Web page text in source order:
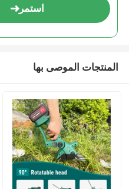
استمر
المنتجات الموصى بها